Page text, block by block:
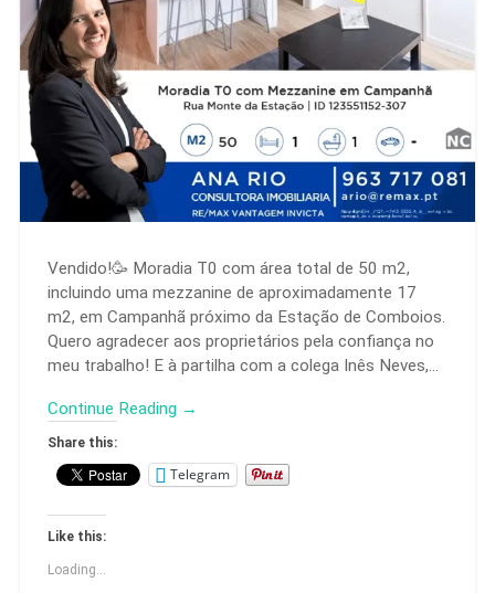
Vendido!🥳 Moradia T0 com área total de 50 m2,
incluindo uma mezzanine de aproximadamente 17
m2, em Campanhã próximo da Estação de Comboios.
Quero agradecer aos proprietários pela confiança no
meu trabalho! E à partilha com a colega Inês Neves,…
Continue Reading →
Share this:
Telegram
Like this:
Loading...